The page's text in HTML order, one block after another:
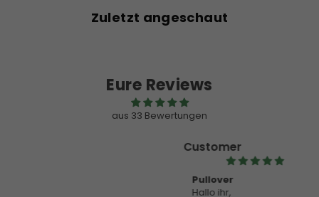
Zuletzt angeschaut
Eure Reviews
aus 33 Bewertungen
Customer